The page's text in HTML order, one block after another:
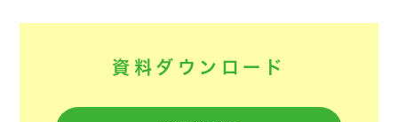
資料ダウンロード